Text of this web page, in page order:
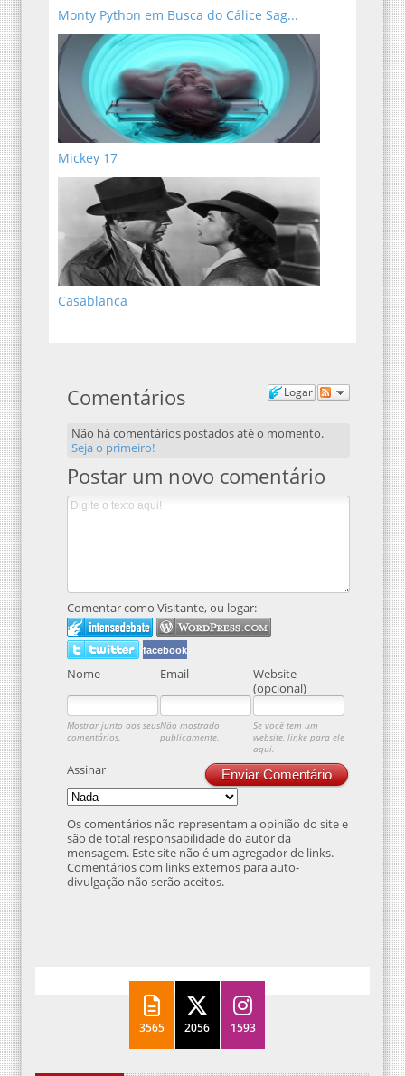
Monty Python em Busca do Cálice Sag...
Mickey 17
Casablanca
Logar
Comentários
Não há comentários postados até o momento.
Seja o primeiro!
Postar um novo comentário
Comentar como Visitante, ou logar:
facebook
Nome Email
Website
(opcional)
Mostrar junto aos seus
comentários.
Não mostrado
publicamente.
Se você tem um
website, linke para ele
aqui.
Enviar Comentário
Assinar
Os comentários não representam a opinião do site e
são de total responsabilidade do autor da
mensagem. Este site não é um agregador de links.
Comentários com links externos para auto-
divulgação não serão aceitos.
3565 2056 1593